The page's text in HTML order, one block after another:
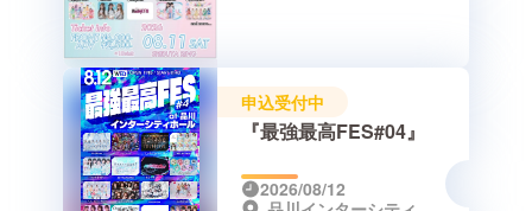
申込受付中
『最強最高FES#04』
2026/08/12